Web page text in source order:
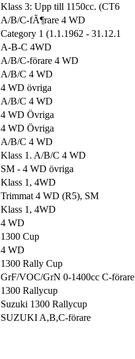
Klass 3: Upp till 1150cc. (CT6
A/B/C-fÃ¶rare 4 WD
Category 1 (1.1.1962 - 31.12.1
A-B-C 4WD
A/B/C-förare 4 WD
A/B/C 4 WD
4 WD övriga
A/B/C 4 WD
4 WD Övriga
4 WD Övriga
A/B/C 4 WD
Klass 1. A/B/C 4 WD
SM - 4 WD övriga
Klass 1, 4WD
Trimmat 4 WD (R5), SM
Klass 1, 4WD
4 WD
1300 Cup
4 WD
1300 Rally Cup
GrF/VOC/GrN 0-1400cc C-förare
1300 Rallycup
Suzuki 1300 Rallycup
SUZUKI A,B,C-förare